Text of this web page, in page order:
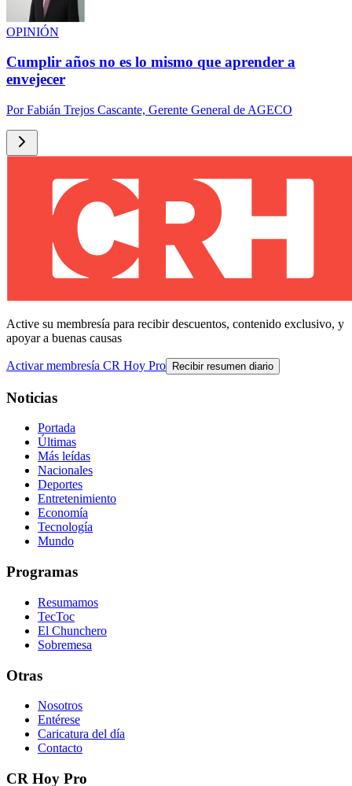
OPINIÓN
Cumplir años no es lo mismo que aprender a
envejecer
PorFabián Trejos Cascante, Gerente General de AGECO
Active su membresía para recibir descuentos, contenido exclusivo, y
apoyar a buenas causas
Activar membresía CR Hoy Pro Recibir resumen diario
Noticias
Portada
Últimas
Más leídas
Nacionales
Deportes
Entretenimiento
Economía
Tecnología
Mundo
Programas
Resumamos
TecToc
El Chunchero
Sobremesa
Otras
Nosotros
Entérese
Caricatura del día
Contacto
CR Hoy Pro